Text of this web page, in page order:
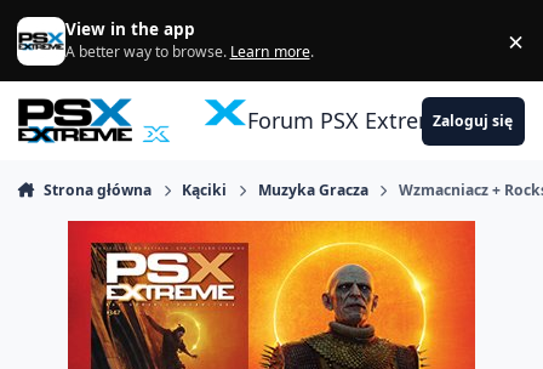
Skocz do zawartości
View in the app
A better way to browse. Learn more. ×
Forum PSX ExtremeZaloguj się
Strona główna Kąciki Muzyka Gracza Wzmacniacz +